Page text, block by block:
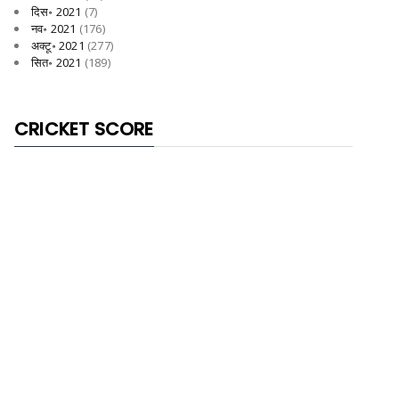
दिस॰ 2021 (7)
नव॰ 2021 (176)
अक्टू॰ 2021 (277)
सित॰ 2021 (189)
CRICKET SCORE